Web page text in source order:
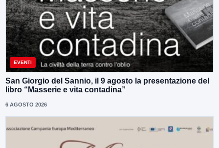
EVENTI
San Giorgio del Sannio, il 9 agosto la presentazione del
libro “Masserie e vita contadina”
6 AGOSTO 2026